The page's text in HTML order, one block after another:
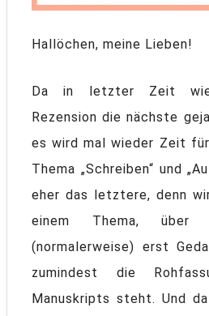
Hallöchen, meine Lieben!
Da in letzter Zeit
Rezension die nächste
es wird mal wieder Zeit
Thema „Schreiben“ und
eher das letztere, denn
einem Thema,
(normalerweise) erst
zumindest die
Manuskripts steht. Und